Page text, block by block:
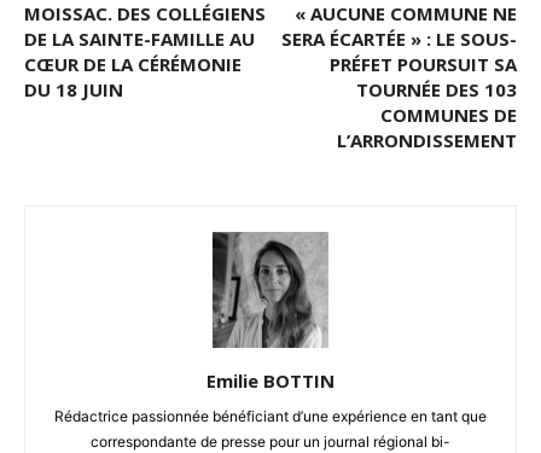
MOISSAC. DES COLLÉGIENS
DE LA SAINTE-FAMILLE AU
CŒUR DE LA CÉRÉMONIE
DU 18 JUIN
« AUCUNE COMMUNE NE
SERA ÉCARTÉE » : LE SOUS-
PRÉFET POURSUIT SA
TOURNÉE DES 103
COMMUNES DE
L’ARRONDISSEMENT
Emilie BOTTIN
Rédactrice passionnée bénéficiant d’une expérience en tant que
correspondante de presse pour un journal régional bi-